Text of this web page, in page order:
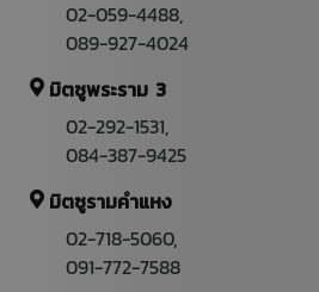
02-059-4488
089-927-4024
มิตซูพระราม 3
02-292-1531
084-387-9425
มิตซูรามคำแหง
02-718-5060,
091-772-7588